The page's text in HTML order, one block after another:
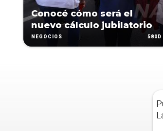
Conocé cómo será el
nuevo cálculo jubilatorio
NEGOCIOS 580D